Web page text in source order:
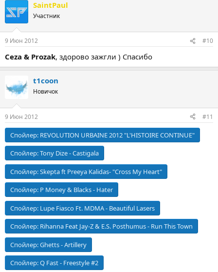
к
ц
SaintPaul
Участник
9 Июн 2012 #10
Ceza & Prozak, здорово зажгли ) Спасибо
t1coon
Новичок
9 Июн 2012 #11
Спойлер: REVOLUTION URBAINE 2012 "L'HISTOIRE CONTINUE"
Спойлер:Tony Dize - Castigala
Спойлер:Skepta ft Preeya Kalidas- "Cross My Heart"
Спойлер: P Money & Blacks - Hater
Спойлер: Lupe Fiasco Ft. MDMA - Beautiful Lasers
Спойлер: Rihanna Feat Jay-Z & E.S. Posthumus - Run This Town
Спойлер:Ghetts - Artillery
Спойлер:Q Fast - Freestyle #2